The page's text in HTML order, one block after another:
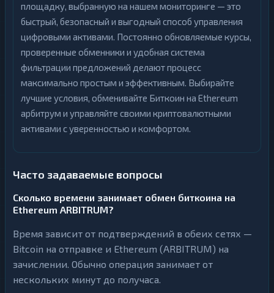
площадку, выбранную на нашем мониторинге — это
быстрый, безопасный и выгодный способ управления
цифровыми активами. Постоянно обновляемые курсы,
проверенные обменники и удобная система
фильтрации предложений делают процесс
максимально простым и эффективным. Выбирайте
лучшие условия, обменивайте Биткоин на Ethereum
арбитрум и управляйте своими криптовалютными
активами с уверенностью и комфортом.
Часто задаваемые вопросы
Сколько времени занимает обмен биткоина на
Ethereum ARBITRUM?
Время зависит от подтверждений в обеих сетях —
Bitcoin на отправке и Ethereum (ARBITRUM) на
зачислении. Обычно операция занимает от
нескольких минут до получаса.